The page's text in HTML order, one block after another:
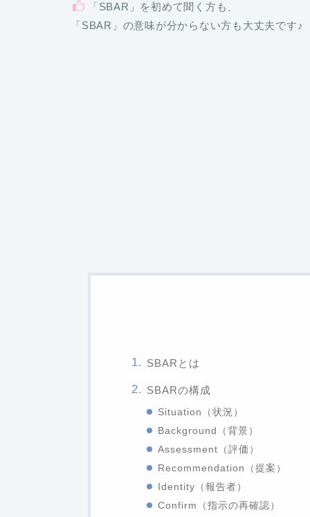
「SBAR」を初めて聞く方も、
「SBAR」の意味が分からない方も大丈夫です♪
SBARとは
SBARの構成
Situation（状況）
Background（背景）
Assessment（評価）
Recommendation（提案）
Identity（報告者）
Confirm（指示の再確認）